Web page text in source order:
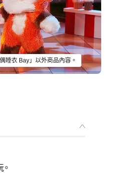
睡衣 Bay」以外商品內容。